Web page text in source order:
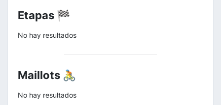
Etapas 🏁
No hay resultados
Maillots 🚴
No hay resultados